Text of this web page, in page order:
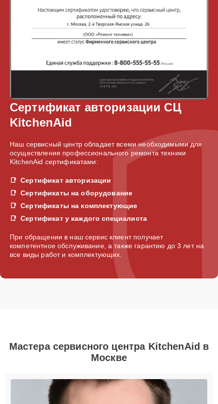
Сертификат авторизации СЦ
KitchenAid
Наш сервисный центр обладает всеми необходимыми для
осуществления профессионального ремонта техники
KitchenAid сертификатами:
Сертификат авторизации
Сертификаты на оборудование
Сертификаты на комплектующие
Сертификат у каждого специалиста
При обращении в наш сервис клиент получает
компетентное обслуживание, а также гарантию до 3 лет на
все виды работ и комплектующих.
Мастера сервисного центра KitchenAid в
Москве